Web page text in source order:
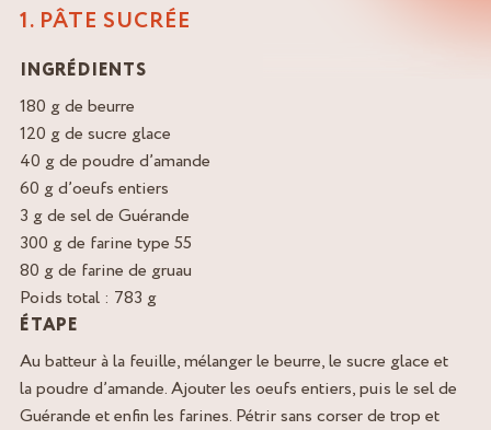
1. PÂTE SUCRÉE
INGRÉDIENTS
180 g de beurre
120 g de sucre glace
40 g de poudre d’amande
60 g d’oeufs entiers
3 g de sel de Guérande
300 g de farine type 55
80 g de farine de gruau
Poids total : 783 g
ÉTAPE
Au batteur à la feuille, mélanger le beurre, le sucre glace et
la poudre d’amande. Ajouter les oeufs entiers, puis le sel de
Guérande et enfin les farines. Pétrir sans corser de trop et